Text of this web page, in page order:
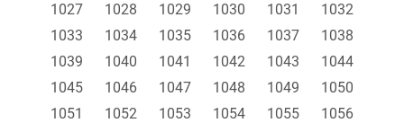
1027
1028 1029 1030 1031
1032
1033
1034 1035 1036 1037
1038
1039
1040 1041 1042 1043
1044
1045
1046 1047 1048 1049
1050
1051
1052 1053 1054 1055
1056